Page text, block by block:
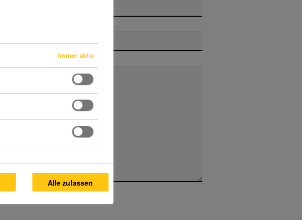
Immer aktiv
Alle zulassen